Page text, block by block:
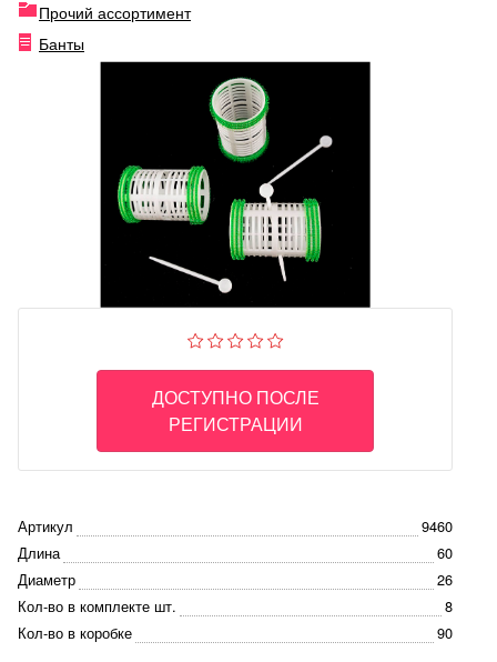
Прочий ассортимент
Банты
ДОСТУПНО ПОСЛЕ
РЕГИСТРАЦИИ
Артикул
9460
Длина
60
Диаметр
26
Кол-во в комплекте шт.
8
Кол-во в коробке
90